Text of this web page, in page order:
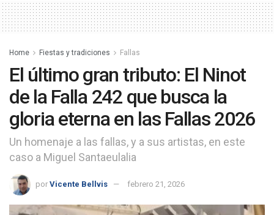
Home Fiestas y tradiciones Fallas
El último gran tributo: El Ninot
de la Falla 242 que busca la
gloria eterna en las Fallas 2026
Un homenaje a las fallas, y a sus artistas, en este
caso a Miguel Santaeulalia
por Vicente Bellvis febrero 21, 2026